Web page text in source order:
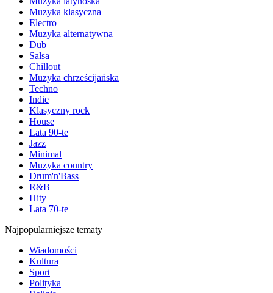
Muzyka klasyczna
Electro
Muzyka alternatywna
Dub
Salsa
Chillout
Muzyka chrześcijańska
Techno
Indie
Klasyczny rock
House
Lata 90-te
Jazz
Minimal
Muzyka country
Drum'n'Bass
R&B
Hity
Lata 70-te
Najpopularniejsze tematy
Wiadomości
Kultura
Sport
Polityka